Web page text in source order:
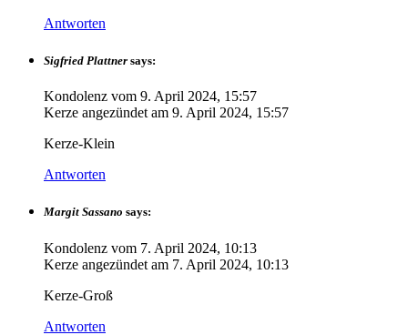
Antworten
Sigfried Plattner says:
Kondolenz vom 9. April 2024, 15:57
Kerze angezündet am 9. April 2024, 15:57
Kerze-Klein
Antworten
Margit Sassano says:
Kondolenz vom 7. April 2024, 10:13
Kerze angezündet am 7. April 2024, 10:13
Kerze-Groß
Antworten